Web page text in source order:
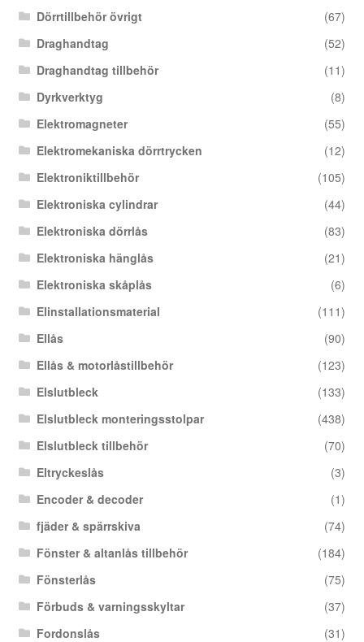
Dörrtillbehör övrigt
(67)
Draghandtag
(52)
Draghandtag tillbehör
(11)
Dyrkverktyg
(8)
Elektromagneter
(55)
Elektromekaniska dörrtrycken
(12)
Elektroniktillbehör
(105)
Elektroniska cylindrar
(44)
Elektroniska dörrlås
(83)
Elektroniska hänglås
(21)
Elektroniska skåplås
(6)
Elinstallationsmaterial
(111)
Ellås
(90)
Ellås & motorlåstillbehör
(123)
Elslutbleck
(133)
Elslutbleck monteringsstolpar
(438)
Elslutbleck tillbehör
(70)
Eltryckeslås
(3)
Encoder & decoder
(1)
fjäder & spärrskiva
(74)
Fönster & altanlås tillbehör
(184)
Fönsterlås
(75)
Förbuds & varningsskyltar
(37)
Fordonslås
(31)